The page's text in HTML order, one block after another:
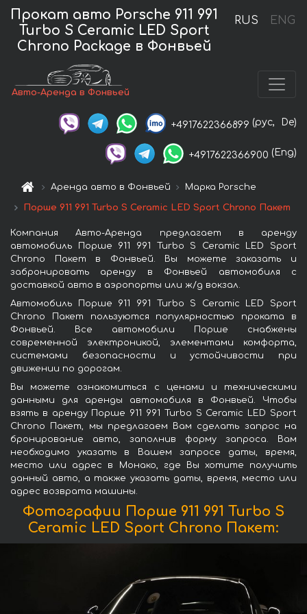
RUS ENG
Прокат авто Porsche 911 991
Turbo S Ceramic LED Sport
Chrono Package в Фонвьей
Авто-Аренда в Фонвьей
+4917622366899 (рус, De)
+4917622366900 (Eng)
Аренда авто в Фонвьей Марка Porsche
Порше 911 991 Turbo S Ceramic LED Sport Chrono Пакет
Компания Авто-Аренда предлагает в аренду
автомобиль Порше 911 991 Turbo S Ceramic LED Sport
Chrono Пакет в Фонвьей. Вы можете заказать и
забронировать аренду в Фонвьей автомобиля с
доставкой авто в аэропорты или ж/д вокзал.
Автомобиль Порше 911 991 Turbo S Ceramic LED Sport
Chrono Пакет пользуются популярностью проката в
Фонвьей. Все автомобили Порше снабжены
современной электроникой, элементами комфорта,
системами безопасности и устойчивости при
движении по дорогам.
Вы можете ознакомиться с ценами и техническими
данными для аренды автомобиля в Фонвьей. Чтобы
взять в аренду Порше 911 991 Turbo S Ceramic LED Sport
Chrono Пакет, мы предлагаем Вам сделать запрос на
бронирование авто, заполнив форму запроса. Вам
необходимо указать в Вашем запросе даты, время,
место или адрес в Монако, где Вы хотите получить
данный авто, а также указать даты, время, место или
адрес возврата машины.
Фотографии Порше 911 991 Turbo S
Ceramic LED Sport Chrono Пакет: